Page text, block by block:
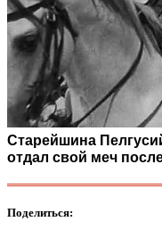
Старейшина
отдал свой меч
Поделиться: